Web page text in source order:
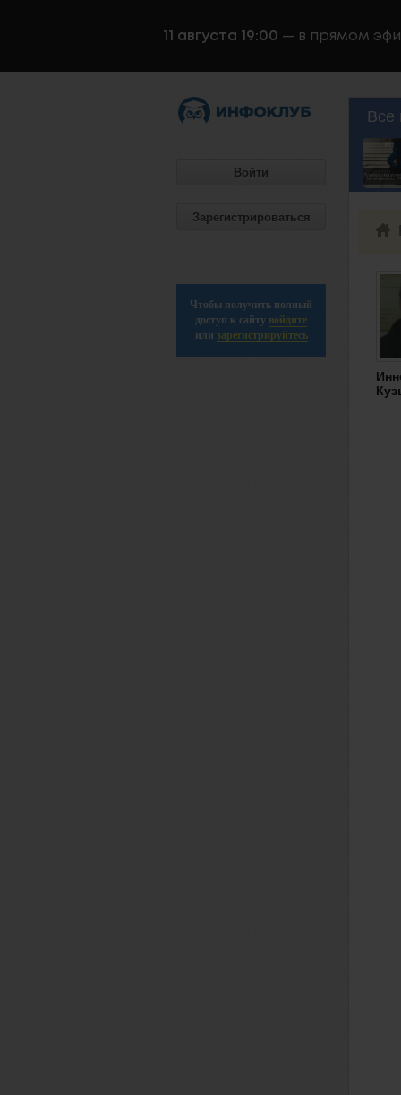
11 августа 19:00 — в прямом
Войти
Зарегистрироваться
Чтобы получить полный
доступ к сайту войдите
или зарегистрируйтесь
Все